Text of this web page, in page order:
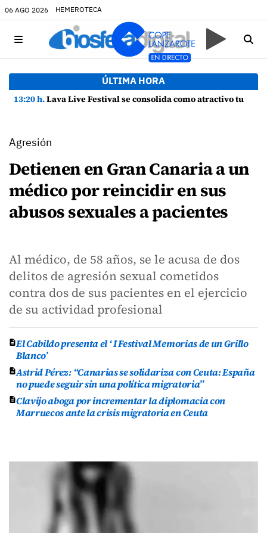
06 AGO 2026 HEMEROTECA
ÚLTIMA HORA
13:20 h.Lava Live Festival se consolida como atractivo turístico y agente dinamizador de la economía de Lanzarote
Agresión
Detienen en Gran Canaria a un
médico por reincidir en sus
abusos sexuales a pacientes
Al médico, de 58 años, se le acusa de dos
delitos de agresión sexual cometidos
contra dos de sus pacientes en el ejercicio
de su actividad profesional
El Cabildo presenta el ‘ I Festival Memorias de un Grillo
Blanco’
Astrid Pérez: “Canarias se solidariza con Ceuta: España
no puede seguir sin una política migratoria”
Clavijo aboga por incrementar la diplomacia con
Marruecos ante la crisis migratoria en Ceuta